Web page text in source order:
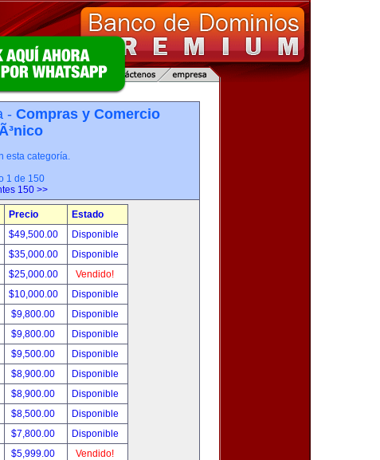
- Compras y Comercio
esta categoría.
1 de 150
150 >>
Precio
Estado
$49,500.00
Disponible
$35,000.00
Disponible
$25,000.00
Vendido!
$10,000.00
Disponible
$9,800.00
Disponible
$9,800.00
Disponible
$9,500.00
Disponible
$8,900.00
Disponible
$8,900.00
Disponible
$8,500.00
Disponible
$7,800.00
Disponible
$5,999.00
Vendido!